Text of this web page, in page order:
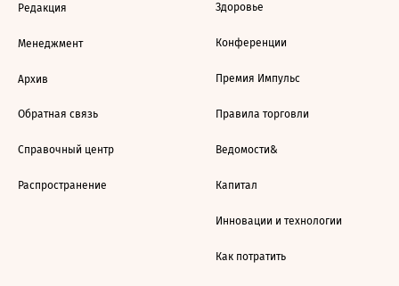
Редакция
Менеджмент
Архив
Обратная связь
Справочный центр
Распространение
Здоровье
Конференции
Премия Импульс
Правила торговли
Ведомости&
Капитал
Инновации и технологии
Как потратить